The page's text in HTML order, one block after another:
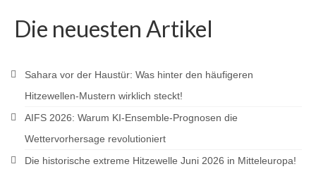
Die neuesten Artikel
Sahara vor der Haustür: Was hinter den häufigeren
Hitzewellen-Mustern wirklich steckt!
AIFS 2026: Warum KI-Ensemble-Prognosen die
Wettervorhersage revolutioniert
Die historische extreme Hitzewelle Juni 2026 in Mitteleuropa!